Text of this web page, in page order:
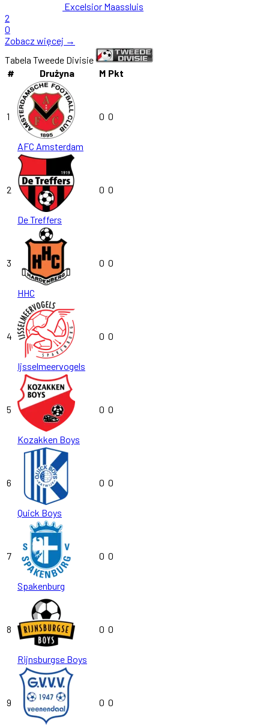
Excelsior Maassluis
2
0
Zobacz więcej →
Tabela Tweede Divisie
#
Drużyna M Pkt
1
AFC Amsterdam
0 0
2
De Treffers
0 0
3
HHC
0 0
4
Ijsselmeervogels
0 0
5
Kozakken Boys
0 0
6
Quick Boys
0 0
7
Spakenburg
0 0
8
Rijnsburgse Boys
0 0
9 0 0